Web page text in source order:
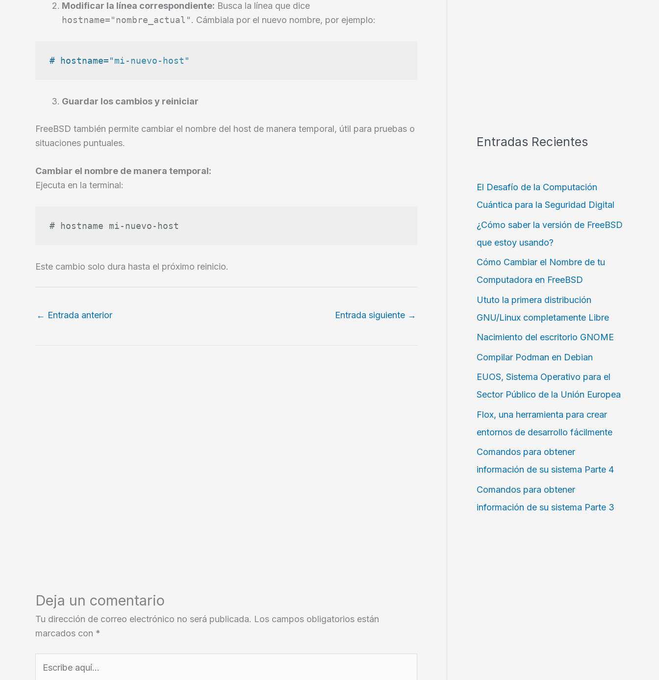
Modificar la línea correspondiente: Busca la línea que dice
hostname="nombre_actual". Cámbiala por el nuevo nombre, por ejemplo:
# hostname="mi-nuevo-host"
Guardar los cambios y reiniciar
FreeBSD también permite cambiar el nombre del host de manera temporal, útil para pruebas o
situaciones puntuales.
Cambiar el nombre de manera temporal:
Ejecuta en la terminal:
# hostname mi-nuevo-host
Este cambio solo dura hasta el próximo reinicio.
← Entrada anterior Entrada siguiente →
Deja un comentario
Tu dirección de correo electrónico no será publicada. Los campos obligatorios están
marcados con *
aquí...
Entradas Recientes
El Desafío de la Computación
Cuántica para la Seguridad Digital
¿Cómo saber la versión de FreeBSD
que estoy usando?
Cómo Cambiar el Nombre de tu
Computadora en FreeBSD
Ututo la primera distribución
GNU/Linux completamente Libre
Nacimiento del escritorio GNOME
Compilar Podman en Debian
EUOS, Sistema Operativo para el
Sector Público de la Unión Europea
Flox, una herramienta para crear
entornos de desarrollo fácilmente
Comandos para obtener
información de su sistema Parte 4
Comandos para obtener
información de su sistema Parte 3